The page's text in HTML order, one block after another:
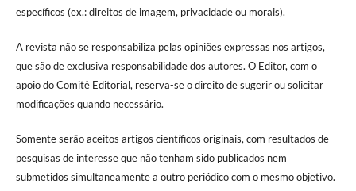
específicos (ex.: direitos de imagem, privacidade ou morais).
A revista não se responsabiliza pelas opiniões expressas nos artigos,
que são de exclusiva responsabilidade dos autores. O Editor, com o
apoio do Comitê Editorial, reserva-se o direito de sugerir ou solicitar
modificações quando necessário.
Somente serão aceitos artigos científicos originais, com resultados de
pesquisas de interesse que não tenham sido publicados nem
submetidos simultaneamente a outro periódico com o mesmo objetivo.